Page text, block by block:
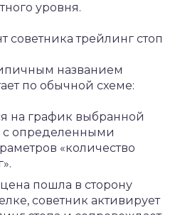
уровня.
советника трейлинг стоп
названием
по обычной схеме:
на график выбранной
с определенными
«количество
пошла в сторону
советник активирует